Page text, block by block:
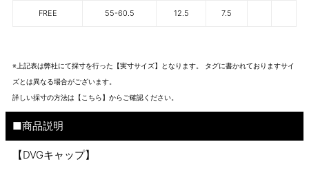
FREE 55-60.5 12.5 7.5
※上記表は弊社にて採寸を行った【実寸サイズ】となります。 タグに書かれておりますサイ
ズとは異なる場合がございます。
詳しい採寸の方法は 【こちら】から ご確認ください。
■商品説明
【DVGキャップ】